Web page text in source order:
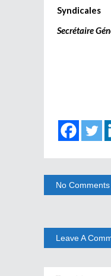
Syndicales
Secrétaire
No Comments
Leave A